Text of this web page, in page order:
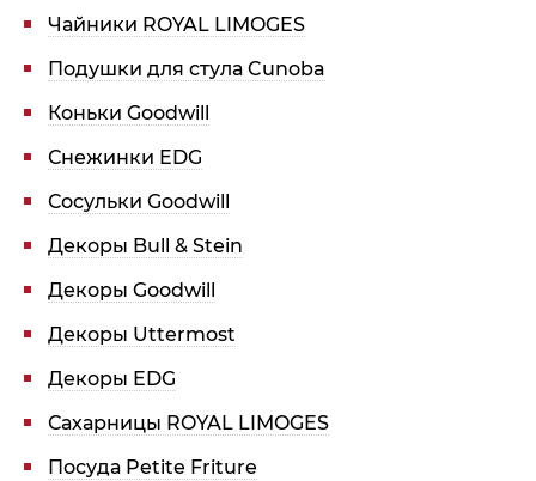
Чайники ROYAL LIMOGES
Подушки для стула Cunoba
Коньки Goodwill
Снежинки EDG
Сосульки Goodwill
Декоры Bull & Stein
Декоры Goodwill
Декоры Uttermost
Декоры EDG
Сахарницы ROYAL LIMOGES
Посуда Petite Friture